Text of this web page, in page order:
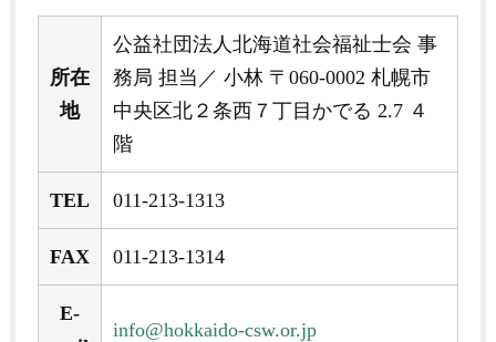
所在
地
公益社団法人北海道社会福祉士会 事
務局 担当／ 小林 〒060-0002 札幌市
中央区北２条西７丁目かでる 2.7 ４
階
TEL 011-213-1313
FAX 011-213-1314
E‐
info@hokkaido-csw.or.jp